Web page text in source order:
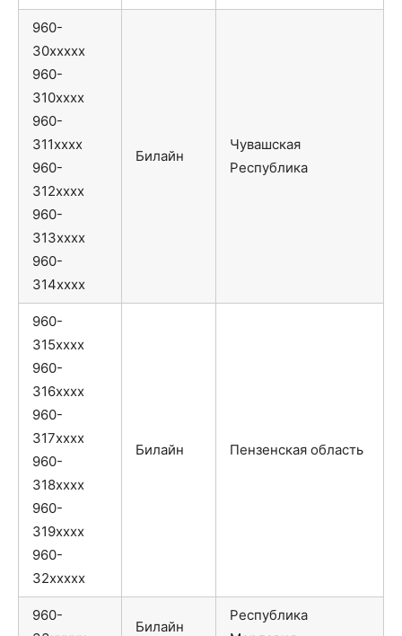
960-
30xxxxx
960-
310xxxx
960-
311xxxx
960-
312xxxx
960-
313xxxx
960-
314xxxx
Билайн
Чувашская
Республика
960-
315xxxx
960-
316xxxx
960-
317xxxx
960-
318xxxx
960-
319xxxx
960-
32xxxxx
Билайн Пензенская область
960-
Билайн
Республика